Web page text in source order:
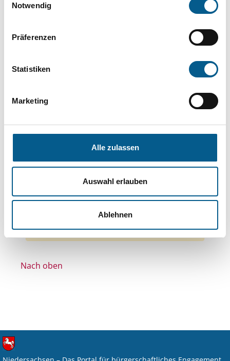
Notwendig
Präferenzen
Statistiken
Marketing
Alle zulassen
Auswahl erlauben
Ablehnen
Bitte Suchbegriff eingeben. Ergebnisse
Kategorien verfeinert werden.
Suchen
Aktive Filter:
Themen: Bildung und Erziehung
Themen: Wohltätige Zwecke
Themen: Kirchliche Zwecke
Themen: Natur- & Umweltschutz
Alle Filter entfernen
Nach oben